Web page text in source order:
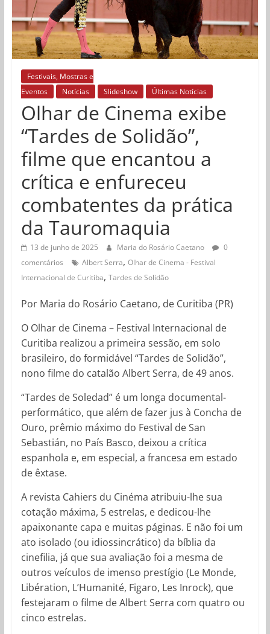
Festivais, Mostras e
Eventos
Notícias Slideshow Últimas Notícias
Olhar de Cinema exibe
“Tardes de Solidão”,
filme que encantou a
crítica e enfureceu
combatentes da prática
da Tauromaquia
13 de junho de 2025 Maria do Rosário Caetano
0
comentários
Albert Serra, Olhar de Cinema - Festival
Internacional de Curitiba, Tardes de Solidão
Por Maria do Rosário Caetano, de Curitiba (PR)
O Olhar de Cinema – Festival Internacional de
Curitiba realizou a primeira sessão, em solo
brasileiro, do formidável “Tardes de Solidão”,
nono filme do catalão Albert Serra, de 49 anos.
“Tardes de Soledad” é um longa documental-
performático, que além de fazer jus à Concha de
Ouro, prêmio máximo do Festival de San
Sebastián, no País Basco, deixou a crítica
espanhola e, em especial, a francesa em estado
de êxtase.
A revista Cahiers du Cinéma atribuiu-lhe sua
cotação máxima, 5 estrelas, e dedicou-lhe
apaixonante capa e muitas páginas. E não foi um
ato isolado (ou idiossincrático) da bíblia da
cinefilia, já que sua avaliação foi a mesma de
outros veículos de imenso prestígio (Le Monde,
Libération, L’Humanité, Figaro, Les Inrock), que
festejaram o filme de Albert Serra com quatro ou
cinco estrelas.